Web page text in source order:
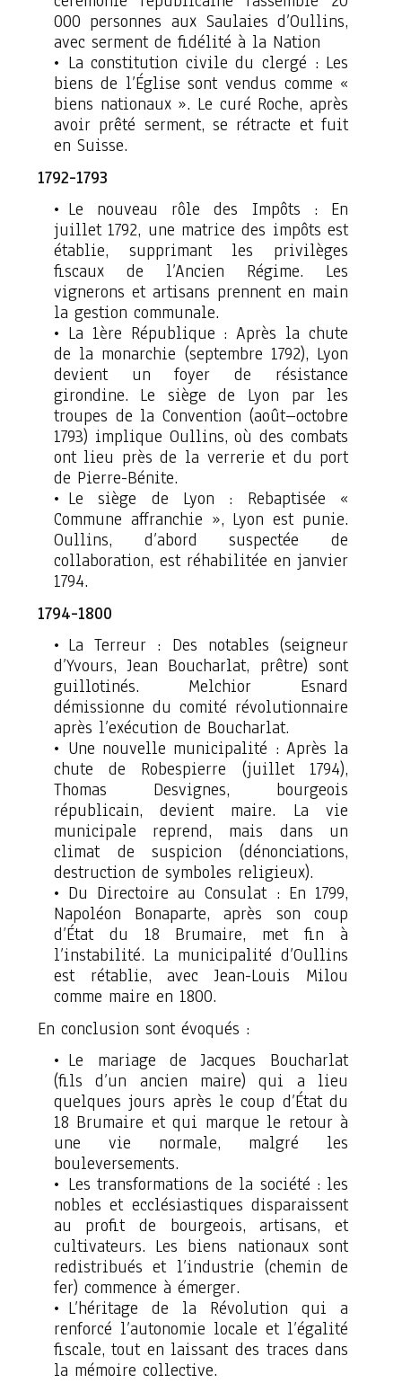
000 personnes aux Saulaies d’Oullins,
avec serment de fidélité à la Nation
La constitution civile du clergé : Les
biens de l’Église sont vendus comme «
biens nationaux ». Le curé Roche, après
avoir prêté serment, se rétracte et fuit
en Suisse.
1792-1793
Le nouveau rôle des Impôts : En
juillet 1792, une matrice des impôts est
établie, supprimant les privilèges
fiscaux de l’Ancien Régime. Les
vignerons et artisans prennent en main
la gestion communale.
La 1ère République : Après la chute
de la monarchie (septembre 1792), Lyon
devient un foyer de résistance
girondine. Le siège de Lyon par les
troupes de la Convention (août–octobre
1793) implique Oullins, où des combats
ont lieu près de la verrerie et du port
de Pierre-Bénite.
Le siège de Lyon : Rebaptisée «
Commune affranchie », Lyon est punie.
Oullins, d’abord suspectée de
collaboration, est réhabilitée en janvier
1794.
1794-1800
La Terreur : Des notables (seigneur
d’Yvours, Jean Boucharlat, prêtre) sont
guillotinés. Melchior Esnard
démissionne du comité révolutionnaire
après l’exécution de Boucharlat.
Une nouvelle municipalité : Après la
chute de Robespierre (juillet 1794),
Thomas Desvignes, bourgeois
républicain, devient maire. La vie
municipale reprend, mais dans un
climat de suspicion (dénonciations,
destruction de symboles religieux).
Du Directoire au Consulat : En 1799,
Napoléon Bonaparte, après son coup
d’État du 18 Brumaire, met fin à
l’instabilité. La municipalité d’Oullins
est rétablie, avec Jean-Louis Milou
comme maire en 1800.
En conclusion sont évoqués :
Le mariage de Jacques Boucharlat
(fils d’un ancien maire) qui a lieu
quelques jours après le coup d’État du
18 Brumaire et qui marque le retour à
une vie normale, malgré les
bouleversements.
Les transformations de la société : les
nobles et ecclésiastiques disparaissent
au profit de bourgeois, artisans, et
cultivateurs. Les biens nationaux sont
redistribués et l’industrie (chemin de
fer) commence à émerger.
L’héritage de la Révolution qui a
renforcé l’autonomie locale et l’égalité
fiscale, tout en laissant des traces dans
la mémoire collective.